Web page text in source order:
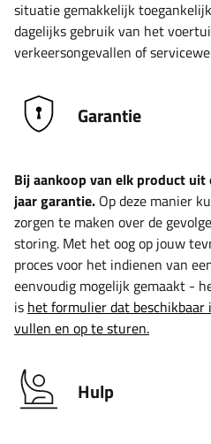
situatie gemakkelijk
dagelijks gebruik van het
verkeersongevallen of
Garantie
Bij aankoop van elk product
jaar garantie. Op deze manier
zorgen te maken over de
storing. Met het oog op jouw
proces voor het indienen van
eenvoudig mogelijk gemaakt -
is het formulier dat beschikbaar
vullen en op te sturen.
Hulp